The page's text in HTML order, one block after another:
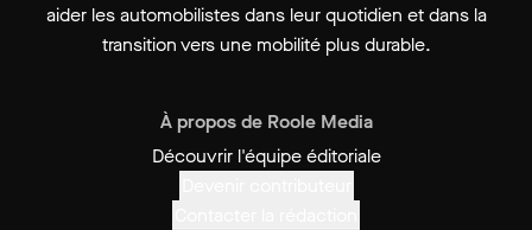
aider les automobilistes dans leur quotidien et dans la
transition vers une mobilité plus durable.
À propos de Roole Media
Découvrir l'équipe éditoriale